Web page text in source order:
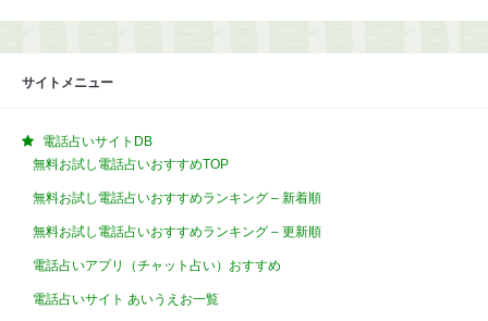
サイトメニュー
電話占いサイトDB
無料お試し電話占いおすすめTOP
無料お試し電話占いおすすめランキング – 新着順
無料お試し電話占いおすすめランキング – 更新順
電話占いアプリ（チャット占い）おすすめ
電話占いサイト あいうえお一覧